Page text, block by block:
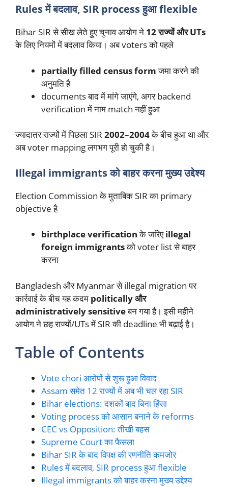
Rules में बदलाव, SIR process हुआ flexible
Bihar SIR से सीख लेते हुए चुनाव आयोग ने 12 राज्यों और UTs
के लिए नियमों में बदलाव किया। अब voters को पहले
partially filled census formजमा करने की
अनुमति है
documents बाद में मांगे जाएंगे, अगर backend
verification में नाम match नहीं हुआ
ज्यादातर राज्यों में पिछला SIR 2002–2004के बीच हुआ था और
अब voter mapping लगभग पूरी हो चुकी है।
Illegal immigrants को बाहर करना मुख्य उद्देश्य
Election Commission के मुताबिक SIR का primary
objective है
birthplace verificationके जरिएillegal
foreign immigrantsको voter list से बाहर
करना
Bangladesh और Myanmar से illegal migration पर
कार्रवाई के बीच यह कदम politically और
administratively sensitiveबन गया है। इसी महीने
आयोग ने छह राज्यों/UTs में SIR की deadline भी बढ़ाई है।
Table of Contents
Vote chori आरोपों से शुरू हुआ विवाद
Assam समेत 12 राज्यों में अब भी चल रहा SIR
Bihar elections: दशकों बाद बिना हिंसा
Voting process को आसान बनाने के reforms
CEC vs Opposition: तीखी बहस
Supreme Court का फैसला
Bihar SIR के बाद विपक्ष की रणनीति कमजोर
Rules में बदलाव, SIR process हुआ flexible
Illegal immigrants को बाहर करना मुख्य उद्देश्य